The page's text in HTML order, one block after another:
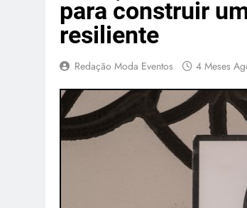
para construir
resiliente
Redação Moda Eventos 4 Meses